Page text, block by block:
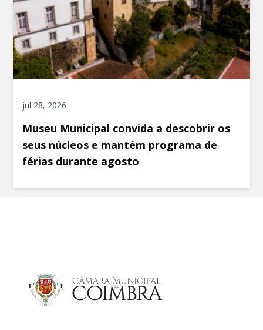
jul 28, 2026
Museu Municipal convida a descobrir os
seus núcleos e mantém programa de
férias durante agosto